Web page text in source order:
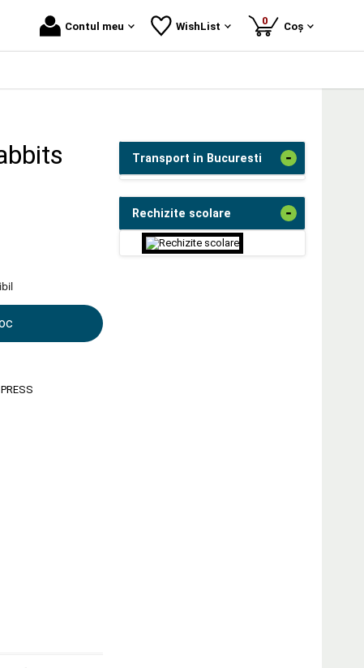
Contul meu WishList 0produse
Coș
Transport in Bucuresti -
Rechizite scolare -